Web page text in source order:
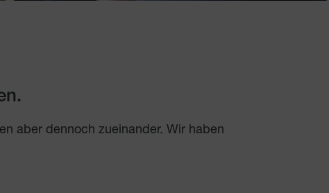
aber dennoch zueinander. Wir haben